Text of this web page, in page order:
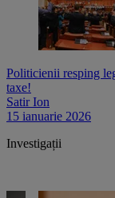
Politicienii resping
taxe!
Satir Ion
15 ianuarie 2026
Investigații